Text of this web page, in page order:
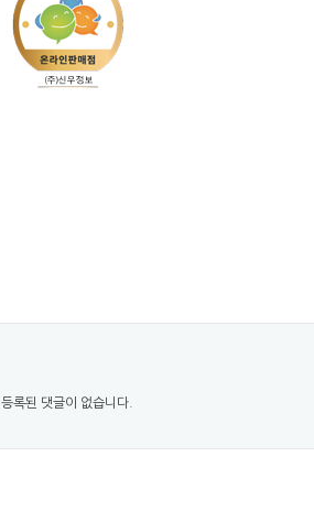
등록된 댓글이 없습니다.